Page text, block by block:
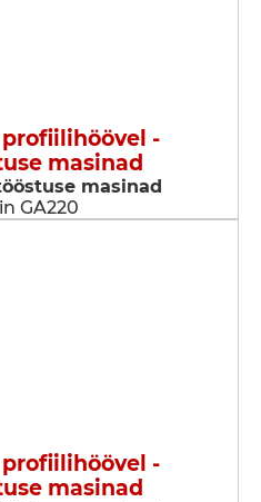
-
masinad
masinad
GA220
-
masinad